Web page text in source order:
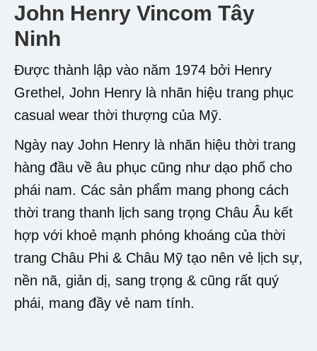
John Henry Vincom Tây
Ninh
Được thành lập vào năm 1974 bởi Henry
Grethel, John Henry là nhãn hiệu trang phục
casual wear thời thượng của Mỹ.
Ngày nay John Henry là nhãn hiệu thời trang
hàng đầu về âu phục cũng như dạo phố cho
phái nam. Các sản phẩm mang phong cách
thời trang thanh lịch sang trọng Châu Âu kết
hợp với khoẻ mạnh phóng khoáng của thời
trang Châu Phi & Châu Mỹ tạo nên vẻ lịch sự,
nền nã, giản dị, sang trọng & cũng rất quý
phái, mang đầy vẻ nam tính.